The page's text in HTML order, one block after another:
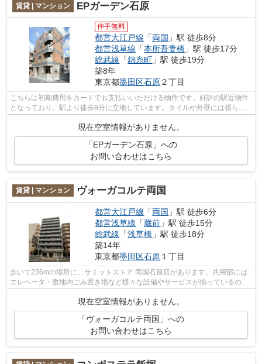
賃貸 | マンション EPガーデン石原
仲手無料
都営大江戸線 「両国 」駅 徒歩8分
都営浅草線 「本所吾妻橋 」駅 徒歩17分
総武線 「錦糸町 」駅 徒歩19分
築8年
東京都墨田区石原２丁目
こちらは初期費用をカードでお支払いいただける物件です。好評の駅近物件
となっており、駅より徒歩8分に立地しています。タイルが外壁には張られ
現在空室情報がありません。
「EPガーデン石原」への
お問い合わせはこちら
賃貸 | マンション ヴォーガコルテ両国
都営大江戸線 「両国 」駅 徒歩6分
都営浅草線 「蔵前 」駅 徒歩15分
総武線 「浅草橋 」駅 徒歩18分
築14年
東京都墨田区石原 １丁目
歩いて236mの場所に、サミットストア 両国石原店があります。共用部には
エレベータ・敷地内ごみ置き場など様々な設備やサービスが揃っているので
現在空室情報がありません。
「ヴォーガコルテ両国」への
お問い合わせはこちら